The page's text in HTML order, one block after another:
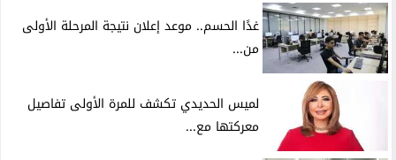
غدًا الحسم.. موعد إعلان نتيجة المرحلة الأولى
من...
لميس الحديدي تكشف للمرة الأولى تفاصيل
معركتها مع...